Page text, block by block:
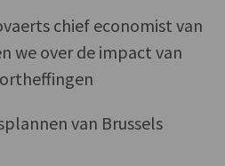
chief economist van
we over de impact van
van Brussels